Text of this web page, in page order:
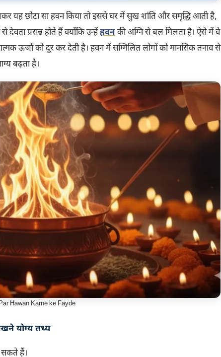
यह छोटा सा हवन किया तो इससे घर में सुख शांति और समृद्धि आती है,
देवता प्रसन्न होते हैं क्योंकि उन्हेंहवनकी अग्नि से बल मिलता है। ऐसे में वे
ऊर्जा को दूर कर देती है। हवन में सम्मिलित लोगों को मानसिक तनाव से
बढ़ता है।
Hawan Karne ke Fayde
योग्य तथ्य
सकते हैं।